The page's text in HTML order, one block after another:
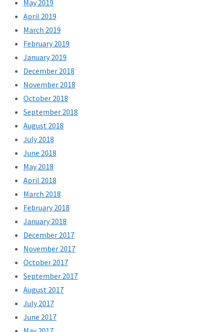
May 2019
April 2019
March 2019
February 2019
January 2019
December 2018
November 2018
October 2018
September 2018
August 2018
July 2018
June 2018
May 2018
April 2018
March 2018
February 2018
January 2018
December 2017
November 2017
October 2017
September 2017
August 2017
July 2017
June 2017